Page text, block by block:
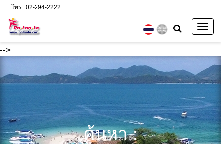
-->
โทร : 02-294-2222
ค้นหา :